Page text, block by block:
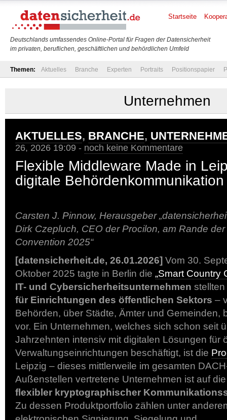
Deutschlands umfassendes Online-Portal für Fragen der Datensicherheit
im privaten, beruflichen, geschäftlichen und behördlichen Umfeld
Startseite
Themen: Aktuelles Branche Experten Portraits Positionspapier
Unternehmen
AKTUELLES, BRANCHE,
26, 2026 19:09 - noch keine Kommentare
Flexible Middleware Made in
digitale
Carsten J. Pinnow, Herausgeber
Dirk Czepluch, CEO der Procilon, am Rande der
Convention 2025“
[datensicherheit.de, 26.01.2026] Vom 30.
Oktober 2025 tagte in Berlin die „Smart Country
IT- und Cybersicherheitsunternehmen
für Einrichtungen des öffentlichen Sektors –
Behörden, über Städte, Ämter und Gemeinden,
vor. Ein Unternehmen, welches sich schon seit
Jahrzehnten intensiv mit digitalen Lösungen für
Verwaltungseinrichtungen beschäftigt, ist die
Leipzig – dieses mittlerweile im gesamten
Außenstellen vertretene Unternehmen ist auf
flexibler kryptographischer
Zu dessen Produktportfolio zählen unter